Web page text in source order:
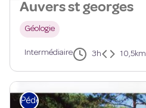
Auvers st georges
Géologie
Intermédiaire 3h 10,5km
Pédestre